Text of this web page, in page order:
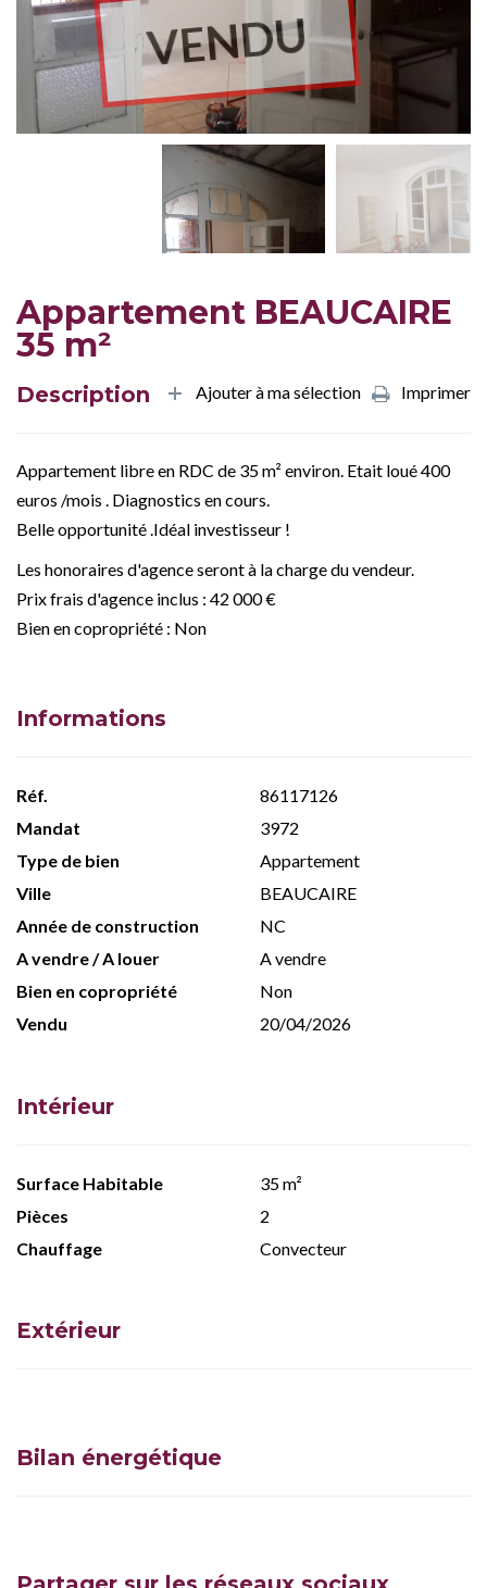
VENDU
Appartement BEAUCAIRE
35 m²
Description Imprimer
Ajouter à ma sélection
Appartement libre en RDC de 35 m² environ. Etait loué 400
euros /mois . Diagnostics en cours.
Belle opportunité .Idéal investisseur !
Les honoraires d'agence seront à la charge du vendeur.
Prix frais d'agence inclus : 42 000 €
Bien en copropriété : Non
Informations
Réf.
86117126
Mandat
3972
Type de bien
Appartement
Ville
BEAUCAIRE
Année de construction
NC
A vendre / A louer
A vendre
Bien en copropriété
Non
Vendu
20/04/2026
Intérieur
Surface Habitable
35 m²
Pièces
2
Chauffage
Convecteur
Extérieur
Bilan énergétique